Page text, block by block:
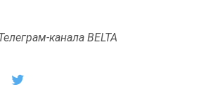
канала BELTA